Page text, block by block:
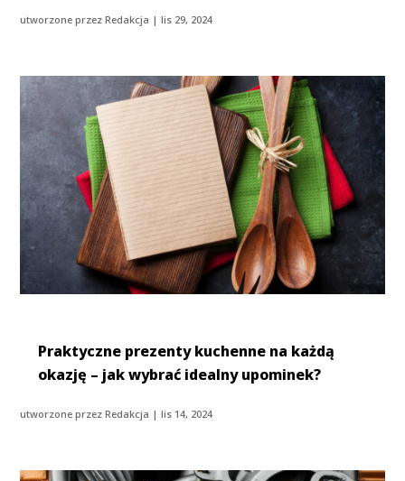
utworzone przezRedakcja |lis 29, 2024
Praktyczne prezenty kuchenne na każdą
okazję – jak wybrać idealny upominek?
utworzone przezRedakcja |lis 14, 2024